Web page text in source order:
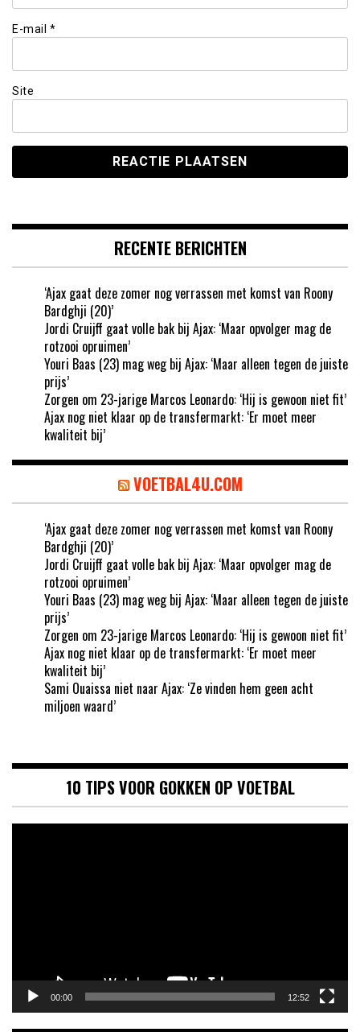
E-mail *
Site
RECENTE BERICHTEN
‘Ajax gaat deze zomer nog verrassen met komst van Roony
Bardghji (20)’
Jordi Cruijff gaat volle bak bij Ajax: ‘Maar opvolger mag de
rotzooi opruimen’
Youri Baas (23) mag weg bij Ajax: ‘Maar alleen tegen de juiste
prijs’
Zorgen om 23-jarige Marcos Leonardo: ‘Hij is gewoon niet fit’
Ajax nog niet klaar op de transfermarkt: ‘Er moet meer
kwaliteit bij’
VOETBAL4U.COM
‘Ajax gaat deze zomer nog verrassen met komst van Roony
Bardghji (20)’
Jordi Cruijff gaat volle bak bij Ajax: ‘Maar opvolger mag de
rotzooi opruimen’
Youri Baas (23) mag weg bij Ajax: ‘Maar alleen tegen de juiste
prijs’
Zorgen om 23-jarige Marcos Leonardo: ‘Hij is gewoon niet fit’
Ajax nog niet klaar op de transfermarkt: ‘Er moet meer
kwaliteit bij’
Sami Ouaissa niet naar Ajax: ‘Ze vinden hem geen acht
miljoen waard’
10 TIPS VOOR GOKKEN OP VOETBAL
00:00 12:52